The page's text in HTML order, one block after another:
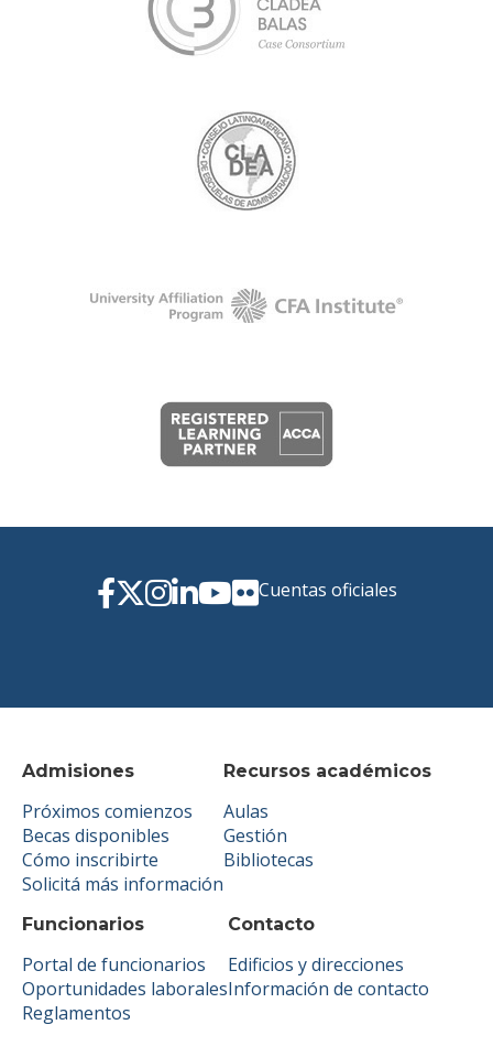
Admisiones
Próximos comienzos
Becas disponibles
Cómo inscribirte
Solicitá más información
Recursos académicos
Aulas
Gestión
Bibliotecas
Funcionarios
Portal de funcionarios
Oportunidades laborales
Reglamentos
Contacto
Edificios y direcciones
Información de contacto
Cuentas oficiales